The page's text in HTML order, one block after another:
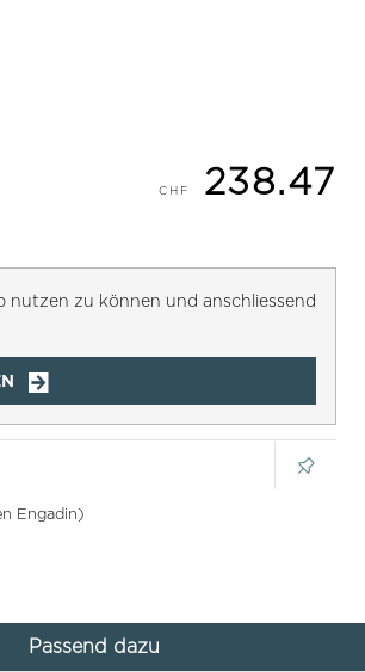
238.47
nutzen zu können und anschliessend
Engadin)
Passend dazu